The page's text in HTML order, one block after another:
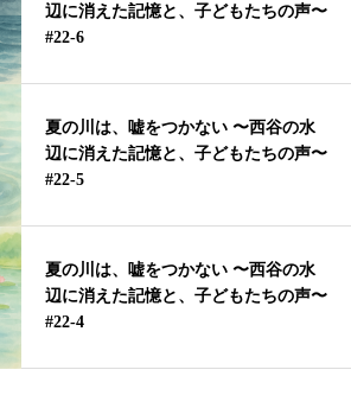
辺に消えた記憶と、子どもたちの声〜
#22-6
夏の川は、嘘をつかない 〜西谷の水
辺に消えた記憶と、子どもたちの声〜
#22-5
夏の川は、嘘をつかない 〜西谷の水
辺に消えた記憶と、子どもたちの声〜
#22-4